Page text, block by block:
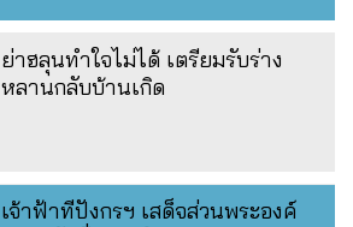
ย่าฮลุนทำใจไม่ได้ เตรียมรับร่าง
หลานกลับบ้านเกิด
เจ้าฟ้าทีปังกรฯ เสด็จส่วนพระองค์